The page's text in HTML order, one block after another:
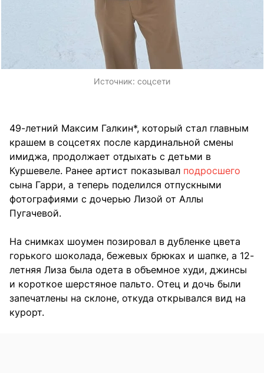
Источник: соцсети
49-летний Максим Галкин*, который стал главным
крашем в соцсетях после кардинальной смены
имиджа, продолжает отдыхать с детьми в
Куршевеле. Ранее артист показывал подросшего
сына Гарри, а теперь поделился отпускными
фотографиями с дочерью Лизой от Аллы
Пугачевой.
На снимках шоумен позировал в дубленке цвета
горького шоколада, бежевых брюках и шапке, а 12-
летняя Лиза была одета в объемное худи, джинсы
и короткое шерстяное пальто. Отец и дочь были
запечатлены на склоне, откуда открывался вид на
курорт.